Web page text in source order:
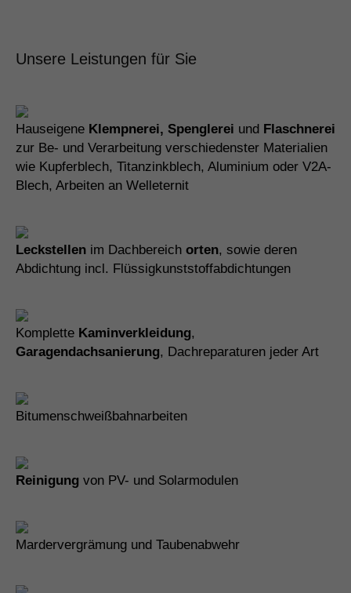
Unsere Leistungen für Sie
Hauseigene Klempnerei, Spenglerei und Flaschnerei
zur Be- und Verarbeitung verschiedenster Materialien
wie Kupferblech, Titanzinkblech, Aluminium oder V2A-
Blech, Arbeiten an Welleternit
Leckstellen im Dachbereich orten, sowie deren
Abdichtung incl. Flüssigkunststoffabdichtungen
Komplette Kaminverkleidung,
Garagendachsanierung, Dachreparaturen jeder Art
Bitumenschweißbahnarbeiten
Reinigung von PV- und Solarmodulen
Mardervergrämung und Taubenabwehr